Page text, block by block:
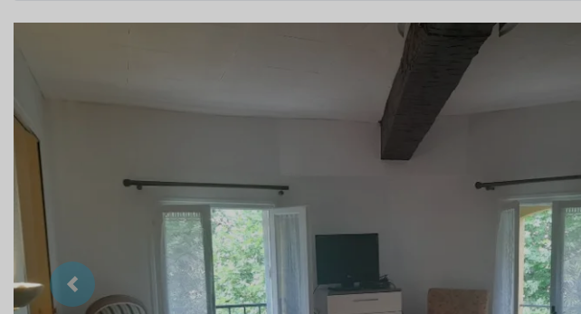
Précedent